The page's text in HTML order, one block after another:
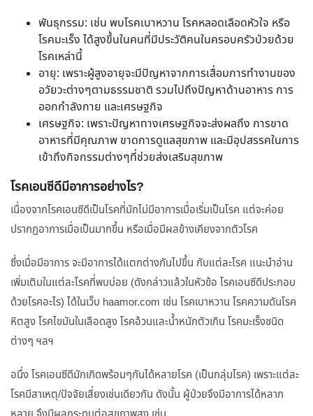
พันธุกรรม: เช่น พบโรคเบาหวาน โรคหลอดเลือดหัวใจ หรือ
โรคมะเร็ง ได้สูงขึ้นในคนที่มีประวัติคนในครอบครัวป่วยด้วย
โรคเหล่านี้
อายุ: เพราะผู้สูงอายุจะมีปัญหาจากการเสื่อมการทำงานของ
อวัยวะต่างๆตามธรรมชาติ รวมไปถึงปัญหาด้านอาหาร การ
ออกกำลังกาย และเศรษฐกิจ
เศรษฐกิจ: เพราะปัญหาทางเศรษฐกิจจะส่งผลถึง การขาด
อาหารที่มีคุณภาพ ขาดการดูแลสุขภาพ และมีอุปสรรคในการ
เข้าถึงกิจกรรมต่างๆที่ช่วยส่งเสริมสุขภาพ
โรคเอนซีดีมีอาการอย่างไร?
เนื่องจากโรคเอนซีดีเป็นโรคที่มักไม่มีอาการเมื่อเริ่มเป็นโรค แต่จะค่อย
ปรากฏอาการเมื่อเป็นมากขึ้น หรือเมื่อมีผลข้างเคียงจากตัวโรค
ซึ่งเมื่อมีอาการ จะมีอาการได้แตกต่างกันไปขึ้น กับแต่ละโรค แนะนำอ่าน
เพิ่มเติมในแต่ละโรคที่พบบ่อย (ดังกล่าวแล้วในหัวข้อ โรคเอนซีดีประกอบ
ด้วยโรคอะไร) ได้ในเว็บ haamor.com เช่น โรคเบาหวาน โรคความดันโรค
หิตสูง โรคไขมันในเลือดสูง โรคอ้วนและน้ำหนักตัวเกิน โรคมะเร็งชนิด
ต่างๆ ฯลฯ
อนึ่ง โรคเอนซีดีมักเกิดพร้อมๆกันได้หลายโรค (เป็นกลุ่มโรค) เพราะแต่ละ
โรคมีสาเหตุ/ปัจจัยเสี่ยงเช่นเดียวกัน ดังนั้น ผู้ป่วยจึงมีอาการได้หลาก